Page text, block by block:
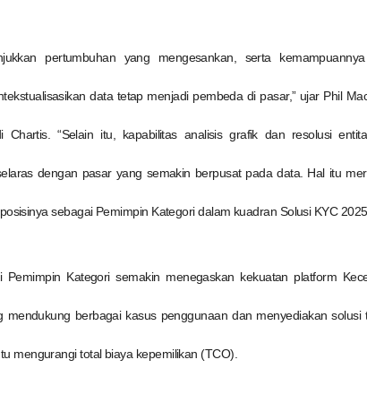
pertumbuhan yang mengesankan, serta
data tetap menjadi pembeda di pasar,” ujar Phil
Chartis. “Selain itu, kapabilitas analisis grafik dan resolusi
dengan pasar yang semakin berpusat pada data. Hal itu
sebagai Pemimpin Kategori dalam kuadran Solusi KYC
Pemimpin Kategori semakin menegaskan kekuatan platform
mendukung berbagai kasus penggunaan dan menyediakan solusi
mengurangi total biaya kepemilikan (TCO).